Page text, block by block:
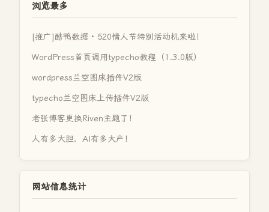
浏览最多
[推广]酷鸭数据 · 520情人节特别活动机来啦！
WordPress首页调用typecho教程（1.3.0版）
wordpress兰空图床插件V2版
typecho兰空图床上传插件V2版
老张博客更换Riven主题了！
人有多大胆，AI有多大产！
网站信息统计